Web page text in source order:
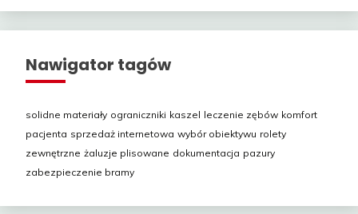
Nawigator tagów
solidne materiały ograniczniki kaszel leczenie zębów komfort
pacjenta sprzedaż internetowa wybór obiektywu rolety
zewnętrzne żaluzje plisowane dokumentacja pazury
zabezpieczenie bramy